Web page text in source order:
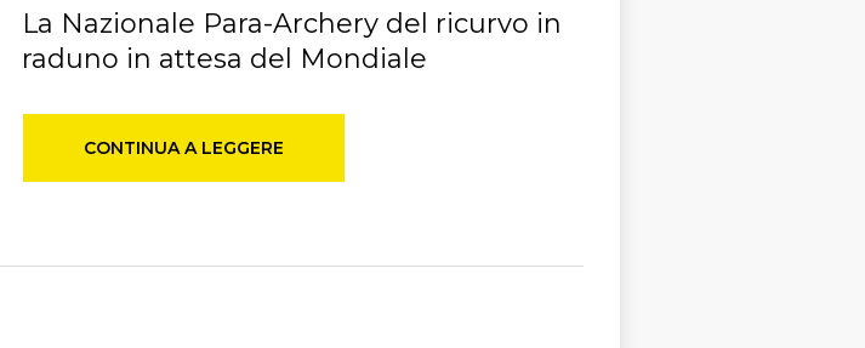
La Nazionale Para-Archery del ricurvo in
raduno in attesa del Mondiale
CONTINUA A LEGGERE